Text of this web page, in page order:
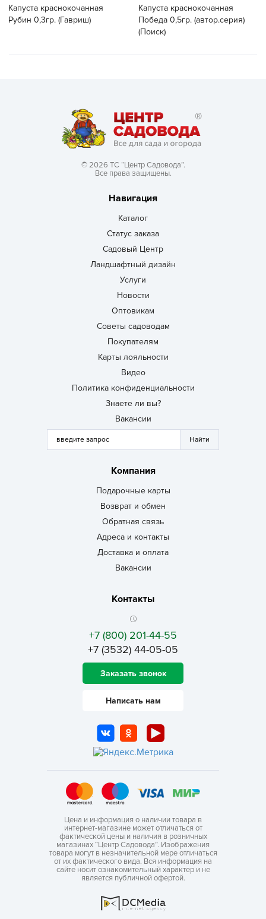
Капуста краснокочанная
Рубин 0,3гр. (Гавриш)
Капуста краснокочанная
Победа 0,5гр. (автор.серия)
(Поиск)
© 2026 ТС “Центр Садовода”.
Все права защищены.
Навигация
Каталог
Статус заказа
Садовый Центр
Ландшафтный дизайн
Услуги
Новости
Оптовикам
Советы садоводам
Покупателям
Карты лояльности
Видео
Политика конфиденциальности
Знаете ли вы?
Вакансии
Компания
Подарочные карты
Возврат и обмен
Обратная связь
Адреса и контакты
Доставка и оплата
Вакансии
Контакты
+7 (800) 201-44-55
+7 (3532) 44-05-05
Заказать звонок
Написать нам
Цена и информация о наличии товара в
интернет-магазине может отличаться от
фактической цены и наличия в розничных
магазинах “Центр Садовода”. Изображения
товара могут в незначительной мере отличаться
от их фактического вида. Вся информация на
сайте носит ознакомительный характер и не
является публичной офертой.